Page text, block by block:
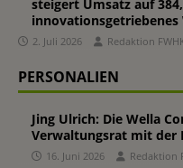
steigert Umsatz auf
innovationsgetriebenes
2. Juli 2026 Redaktion
PERSONALIEN
Jing Ulrich: Die Wella
Verwaltungsrat mit der
16. Juni 2026 Redaktion